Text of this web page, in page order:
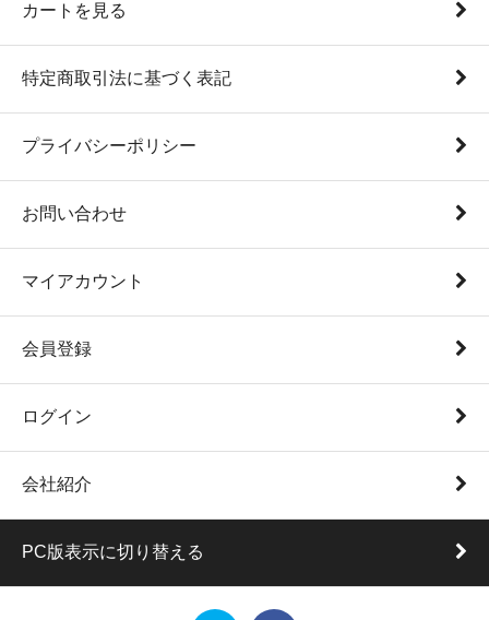
カートを見る
特定商取引法に基づく表記
プライバシーポリシー
お問い合わせ
マイアカウント
会員登録
ログイン
会社紹介
PC版表示に切り替える